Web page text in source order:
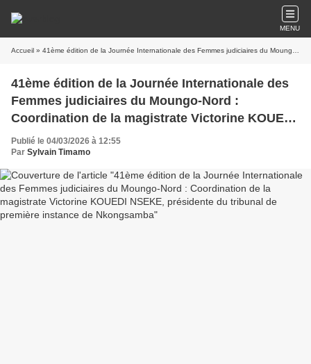
MENU
Accueil » 41ème édition de la Journée Internationale des Femmes judiciaires du Moungo-Nord : Coordination de la magistrate Victorine KOUEDI NSEKE, présidente du tribunal de première instance de Nkongsamba
41ème édition de la Journée Internationale des
Femmes judiciaires du Moungo-Nord :
Coordination de la magistrate Victorine KOUEDI
NSEKE, présidente du tribunal de première
instance de Nkongsamba
Publié le 04/03/2026 à 12:55
Par Sylvain Timamo